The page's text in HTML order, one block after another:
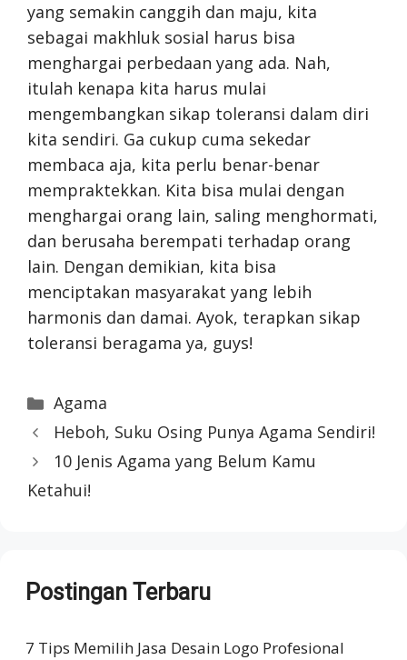
yang semakin canggih dan maju, kita
sebagai makhluk sosial harus bisa
menghargai perbedaan yang ada. Nah,
itulah kenapa kita harus mulai
mengembangkan sikap toleransi dalam diri
kita sendiri. Ga cukup cuma sekedar
membaca aja, kita perlu benar-benar
mempraktekkan. Kita bisa mulai dengan
menghargai orang lain, saling menghormati,
dan berusaha berempati terhadap orang
lain. Dengan demikian, kita bisa
menciptakan masyarakat yang lebih
harmonis dan damai. Ayok, terapkan sikap
toleransi beragama ya, guys!
Categories
Agama
Heboh, Suku Osing Punya Agama Sendiri!
10 Jenis Agama yang Belum Kamu
Ketahui!
Postingan Terbaru
7 Tips Memilih Jasa Desain Logo Profesional